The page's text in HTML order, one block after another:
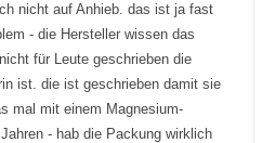
nicht auf Anhieb. das ist ja fast
- die Hersteller wissen das
für Leute geschrieben die
ist. die ist geschrieben damit sie
mal mit einem Magnesium-
- hab die Packung wirklich